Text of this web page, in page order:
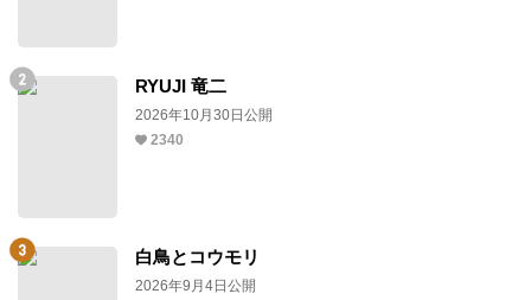
RYUJI 竜二
2026年10月30日公開
2340
白鳥とコウモリ
2026年9月4日公開